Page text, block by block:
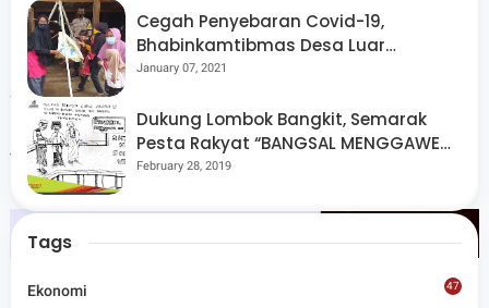
Pemprov NTB menyatakan pemantauan akan terus
dilakukan dan mengimbau masyarakat untuk merujuk
pada informasi resmi terkait perkembangan situasi di
Timur Tengah. (Red)
Cegah Penyebaran Covid-19,
Bhabinkamtibmas Desa Luar
Pantau Kegiatan Posyandu
January 07, 2021
Dukung Lombok Bangkit, Semarak
Pesta Rakyat “BANGSAL MENGGAWE”
Kembali Digelar Para Seniman Di
February 28, 2019
Tags
Ekonomi 47